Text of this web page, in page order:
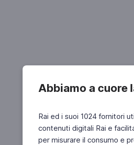
Abbiamo a cuore
Rai ed i suoi 1024 fornitori
contenuti digitali Rai e
per misurare il consumo e